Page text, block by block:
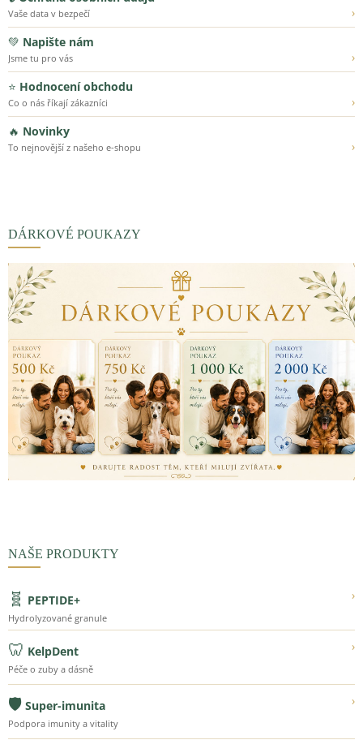
Vaše data v bezpečí
›
💚 Napište nám
Jsme tu pro vás
›
⭐ Hodnocení obchodu
Co o nás říkají zákazníci
›
🔥 Novinky
To nejnovější z našeho e-shopu ›
DÁRKOVÉ POUKAZY
NAŠE PRODUKTY
🧬 PEPTIDE+ ›
Hydrolyzované granule
🦷 KelpDent ›
Péče o zuby a dásně
🛡️ Super-imunita ›
Podpora imunity a vitality